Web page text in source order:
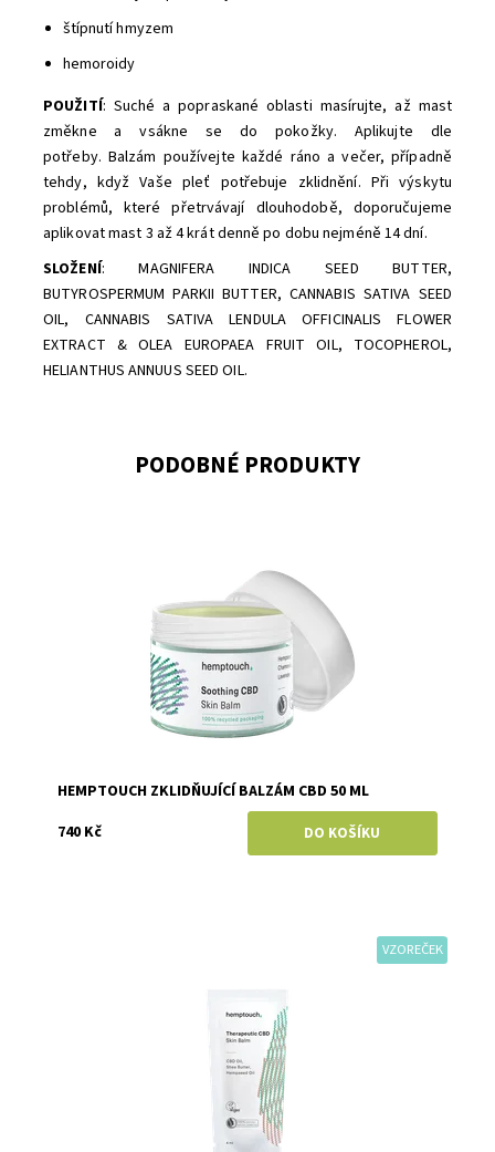
štípnutí hmyzem
hemoroidy
POUŽITÍ: Suché a popraskané oblasti masírujte, až mast
změkne a vsákne se do pokožky. Aplikujte dle
potřeby. Balzám používejte každé ráno a večer, případně
tehdy, když Vaše pleť potřebuje zklidnění. Při výskytu
problémů, které přetrvávají dlouhodobě, doporučujeme
aplikovat mast 3 až 4 krát denně po dobu nejméně 14 dní.
SLOŽENÍ: MAGNIFERA INDICA SEED BUTTER,
BUTYROSPERMUM PARKII BUTTER, CANNABIS SATIVA SEED
OIL, CANNABIS SATIVALENDULA OFFICINALIS FLOWER
EXTRACT & OLEA EUROPAEA FRUIT OIL, TOCOPHEROL,
HELIANTHUS ANNUUS SEED OIL.
PODOBNÉ PRODUKTY
HEMPTOUCH ZKLIDŇUJÍCÍ BALZÁM CBD 50 ML
740 Kč
VZOREČEK